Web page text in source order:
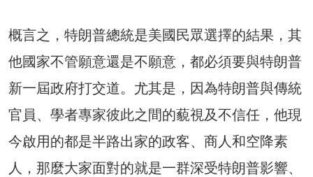
概言之，特朗普總統是美國民眾選擇的結果，其
他國家不管願意還是不願意，都必須要與特朗普
新一屆政府打交道。尤其是，因為特朗普與傳統
官員、學者專家彼此之間的藐視及不信任，他現
今啟用的都是半路出家的政客、商人和空降素
人，那麼大家面對的就是一群深受特朗普影響、